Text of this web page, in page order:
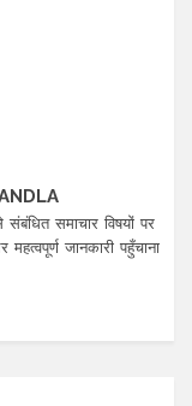
समाचार विषयों पर
जानकारी पहुँचाना